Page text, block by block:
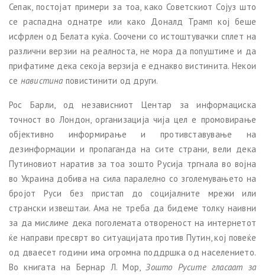
Сепак, постојат примери за тоа, како Советскиот Сојуз што
се распадна однатре или како Доналд Трамп кој беше
исфрлен од Белата куќа. Соочени со истоштувачки сплет на
различни верзии на реалноста, не мора да попуштиме и да
прифатиме дека секоја верзија е еднакво вистинита. Некои
се навистина повистинити од други.
Рос Барли, од независниот Центар за информациска
точност во Лондон, организација чија цел е промовирање
објективно информирање и противставување на
дезинформации и пропаганда на сите страни, вели дека
Путиновиот наратив за тоа зошто Русија тргнала во војна
во Украина добива на сила паралелно со зголемувањето на
бројот Руси без пристап до социјалните мрежи или
странски извештаи. Ама не треба да бидеме толку наивни
за да мислиме дека поголемата отвореност на интернетот
ќе направи пресврт во ситуацијата против Путин, кој повеќе
од дваесет години има огромна поддршка од населението.
Во книгата на Бернар Л. Мор,Зошто Русите гласаат за